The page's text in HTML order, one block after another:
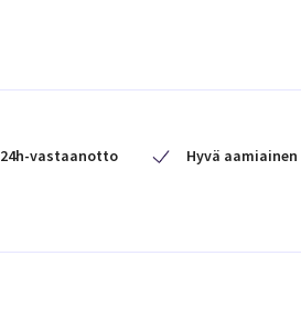
24h-vastaanotto Hyvä aamiainen